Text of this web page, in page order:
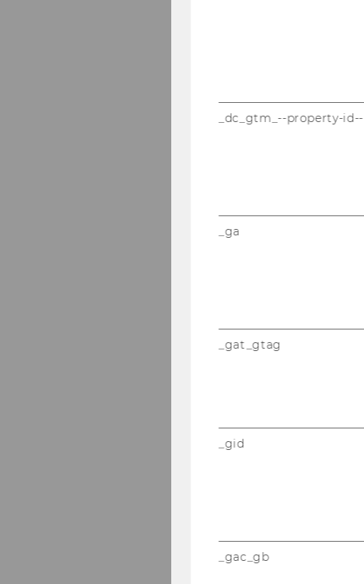
_dc_gtm_--property-id--
_ga
_gat_gtag
_gid
_gac_gb